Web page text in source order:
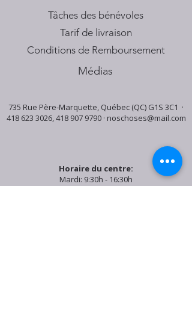
Tâches des bénévoles
Tarif de livraison
Conditions de Remboursement
Médias
735 Rue Père-Marquette, Québec (QC) G1S 3C1 ·
418 623 3026,418 907 9790· noschoses@mail.com
Horaire du centre:
Mardi: 9:30h - 16:30h